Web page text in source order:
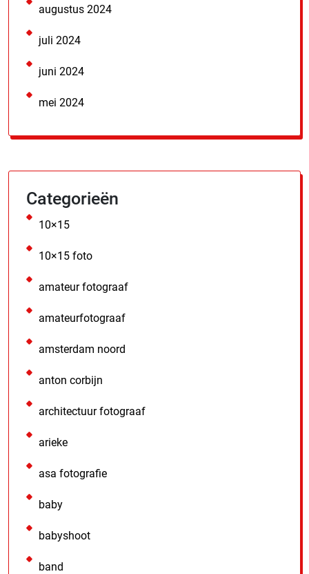
augustus 2024
juli 2024
juni 2024
mei 2024
Categorieën
10×15
10×15 foto
amateur fotograaf
amateurfotograaf
amsterdam noord
anton corbijn
architectuur fotograaf
arieke
asa fotografie
baby
babyshoot
band